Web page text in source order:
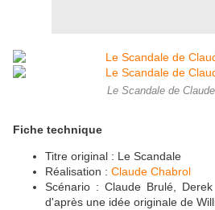
Le Scandale de
Fiche technique
Titre original : Le Scandale
Réalisation : Claude Chabrol
Scénario : Claude Brulé,
d'après une idée originale de